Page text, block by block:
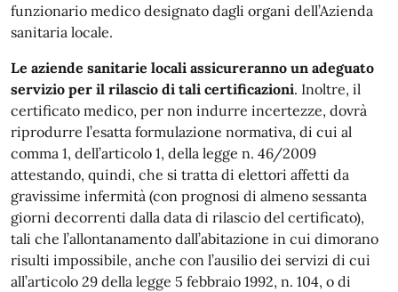
funzionario medico designato dagli organi dell’Azienda
sanitaria locale.
Le aziende sanitarie locali assicureranno un adeguato
servizio per il rilascio di tali certificazioni. Inoltre, il
certificato medico, per non indurre incertezze, dovrà
riprodurre l’esatta formulazione normativa, di cui al
comma 1, dell’articolo 1, della legge n. 46/2009
attestando, quindi, che si tratta di elettori affetti da
gravissime infermità (con prognosi di almeno sessanta
giorni decorrenti dalla data di rilascio del certificato),
tali che l’allontanamento dall’abitazione in cui dimorano
risulti impossibile, anche con l’ausilio dei servizi di cui
all’articolo 29 della legge 5 febbraio 1992, n. 104, o di